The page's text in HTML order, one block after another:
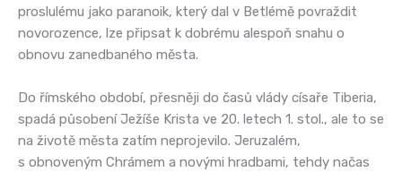
proslulému jako paranoik, který dal v Betlémě povraždit
novorozence, lze připsat k dobrému alespoň snahu o
obnovu zanedbaného města.
Do římského období, přesněji do časů vlády císaře Tiberia,
spadá působení Ježíše Krista ve 20. letech 1. stol., ale to se
na životě města zatím neprojevilo. Jeruzalém,
s obnoveným Chrámem a novými hradbami, tehdy načas